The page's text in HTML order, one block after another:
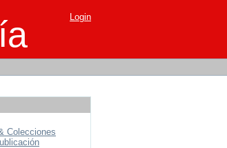
Login
Colecciones